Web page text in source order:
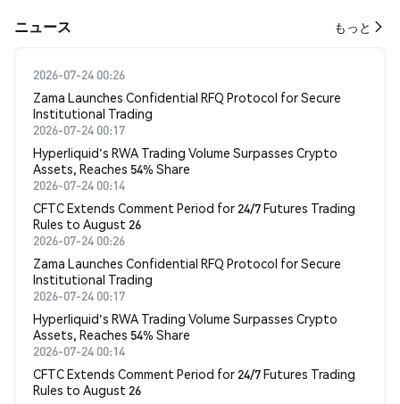
​​ニュース​​ もっと
2026-07-24 00:26
Zama Launches Confidential RFQ Protocol for Secure
Institutional Trading
2026-07-24 00:17
Hyperliquid's RWA Trading Volume Surpasses Crypto
Assets, Reaches 54% Share
2026-07-24 00:14
CFTC Extends Comment Period for 24/7 Futures Trading
Rules to August 26
2026-07-24 00:26
Zama Launches Confidential RFQ Protocol for Secure
Institutional Trading
2026-07-24 00:17
Hyperliquid's RWA Trading Volume Surpasses Crypto
Assets, Reaches 54% Share
2026-07-24 00:14
CFTC Extends Comment Period for 24/7 Futures Trading
Rules to August 26